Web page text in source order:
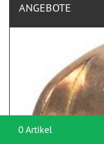
ANGEBOTE
0 Artikel